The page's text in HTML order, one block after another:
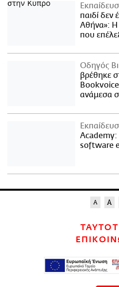
παιδί δεν
Αθήνα»: Η
που
Οδηγός
βρέθηκε
ανάμεσα
Academy:
software